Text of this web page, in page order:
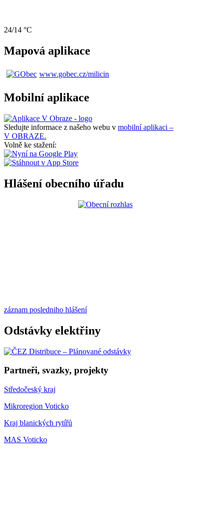
24/14 °C
Mapová aplikace
www.gobec.cz/milicin
Mobilní aplikace
Sledujte informace z našeho webu v mobilní aplikaci –
V OBRAZE.
Volně ke stažení:
Hlášení obecního úřadu
záznam posledniho hlášení
Odstávky elektřiny
Partneři, svazky, projekty
Středočeský kraj
Mikroregion Voticko
Kraj blanických rytířů
MAS Voticko